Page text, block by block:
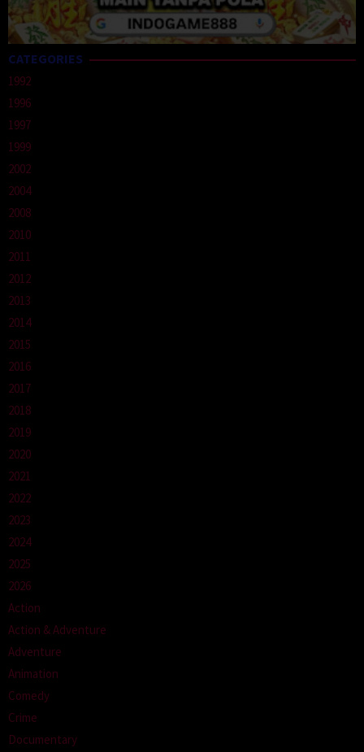
CATEGORIES
1992
1996
1997
1999
2002
2004
2008
2010
2011
2012
2013
2014
2015
2016
2017
2018
2019
2020
2021
2022
2023
2024
2025
2026
Action
Action & Adventure
Adventure
Animation
Comedy
Crime
Documentary